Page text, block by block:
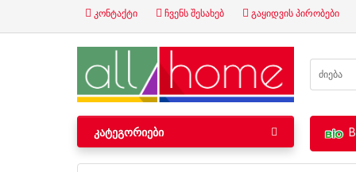
კონტაქტი ჩვენს შესახებ გაყიდვის პირობები
ᲙᲐᲢᲔᲒᲝᲠᲘᲔᲑᲘ